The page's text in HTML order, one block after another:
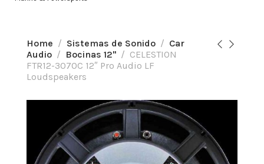
Home Sistemas de Sonido
Car
Audio
Bocinas 12"
CELESTION
FTR12-3070C 12″ Pro Audio LF
Loudspeakers